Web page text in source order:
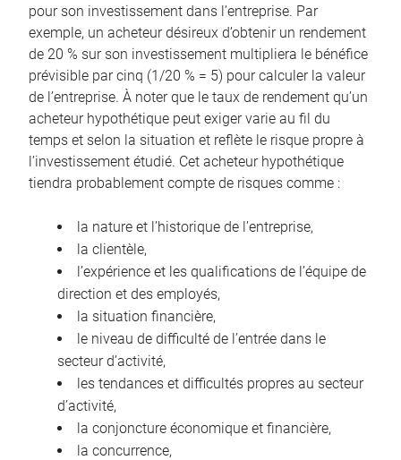
pour son investissement dans l’entreprise. Par
exemple, un acheteur désireux d’obtenir un rendement
de 20 % sur son investissement multipliera le bénéfice
prévisible par cinq (1/20 % = 5) pour calculer la valeur
de l’entreprise. À noter que le taux de rendement qu’un
acheteur hypothétique peut exiger varie au fil du
temps et selon la situation et reflète le risque propre à
l’investissement étudié. Cet acheteur hypothétique
tiendra probablement compte de risques comme :
la nature et l’historique de l’entreprise,
la clientèle,
l’expérience et les qualifications de l’équipe de
direction et des employés,
la situation financière,
le niveau de difficulté de l’entrée dans le
secteur d’activité,
les tendances et difficultés propres au secteur
d’activité,
la conjoncture économique et financière,
la concurrence,